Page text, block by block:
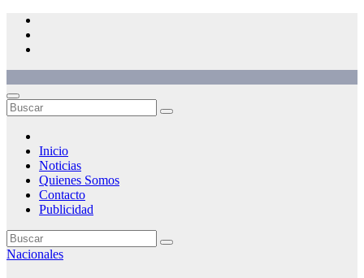
Saltar
contenido
Inicio
Noticias
Quienes Somos
Contacto
Publicidad
Nacionales